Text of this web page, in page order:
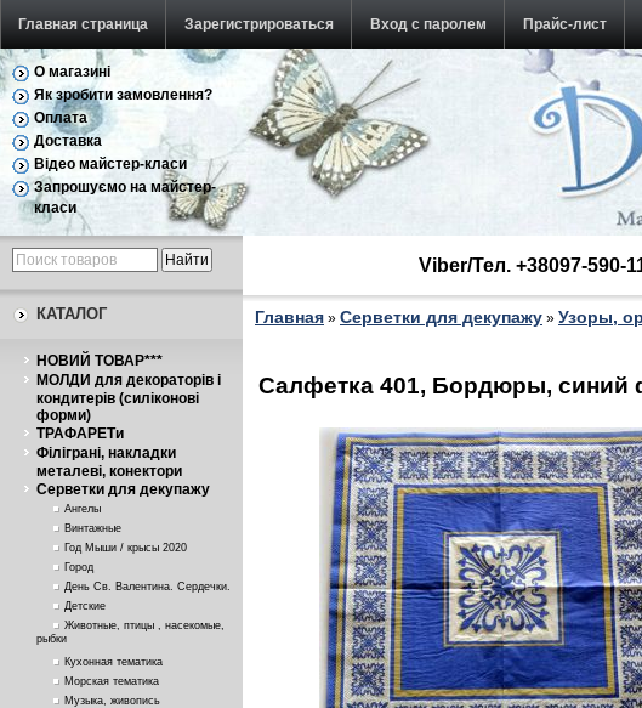
Главная страница Зарегистрироваться Вход с паролем Прайс-лист
О магазині
Як зробити замовлення?
Оплата
Доставка
Відео майстер-класи
Запрошуємо на майстер-
класи
КАТАЛОГ
НОВИЙ ТОВАР***
МОЛДИ для декораторів і
кондитерів (силіконові
форми)
ТРАФАРЕТи
Філіграні, накладки
металеві, конектори
Серветки для декупажу
Ангелы
Винтажные
Год Мыши / крысы 2020
Город
День Св. Валентина. Сердечки.
Детские
Животные, птицы , насекомые,
рыбки
Кухонная тематика
Морская тематика
Музыка, живопись
Viber/Тел. +38097-
Главная » Серветки для декупажу » Узоры,
Салфетка 401, Бордюры, синий